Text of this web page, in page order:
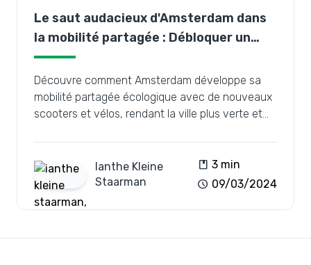
Le saut audacieux d'Amsterdam dans
la mobilité partagée : Débloquer un
paysage urbain plus vert
Découvre comment Amsterdam développe sa
mobilité partagée écologique avec de nouveaux
scooters et vélos, rendant la ville plus verte et
Ianthe Kleine
Staarman
book 3 min
schedule 09/03/2024